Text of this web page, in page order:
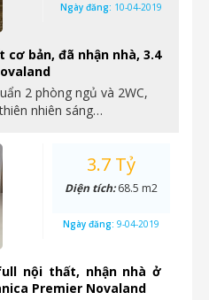
cơ bản, đã nhận nhà, 3.4
2 phòng ngủ và 2WC,
nhiên sáng…
Ngày đăng: 10-04-2019
nội thất, nhận nhà ở
Premier Novaland
3.7 Tỷ
Diện tích:68.5 m2
Ngày đăng: 9-04-2019